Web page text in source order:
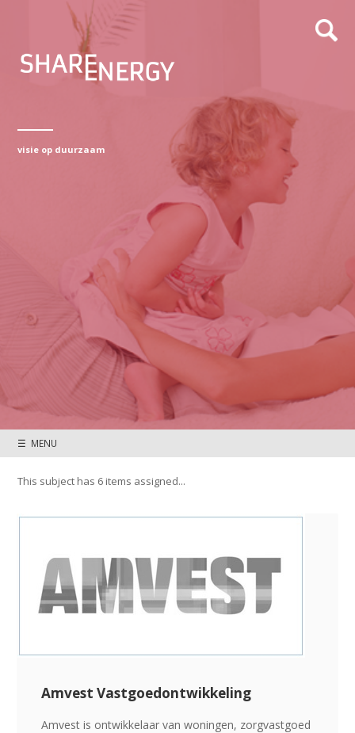
visie op duurzaam
☰ MENU
This subject has 6 items assigned...
Amvest Vastgoedontwikkeling
Amvest is ontwikkelaar van woningen, zorgvastgoed